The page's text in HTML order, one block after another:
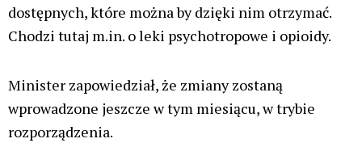
dostępnych, które można by dzięki nim otrzymać.
Chodzi tutaj m.in. o leki psychotropowe i opioidy.
Minister zapowiedział, że zmiany zostaną
wprowadzone jeszcze w tym miesiącu, w trybie
rozporządzenia.